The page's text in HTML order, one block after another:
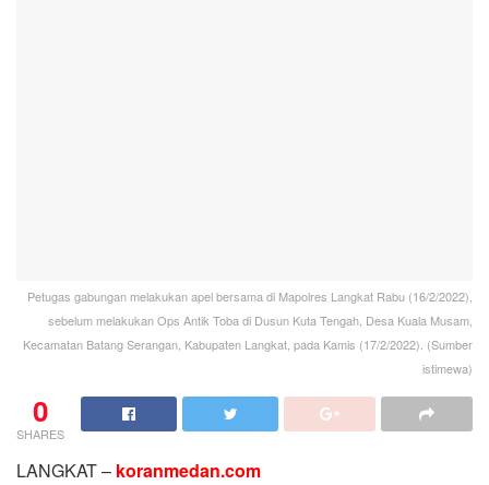
Petugas gabungan melakukan apel bersama di Mapolres Langkat Rabu (16/2/2022),
sebelum melakukan Ops Antik Toba di Dusun Kuta Tengah, Desa Kuala Musam,
Kecamatan Batang Serangan, Kabupaten Langkat, pada Kamis (17/2/2022). (Sumber
istimewa)
0
SHARES
LANGKAT – koranmedan.com